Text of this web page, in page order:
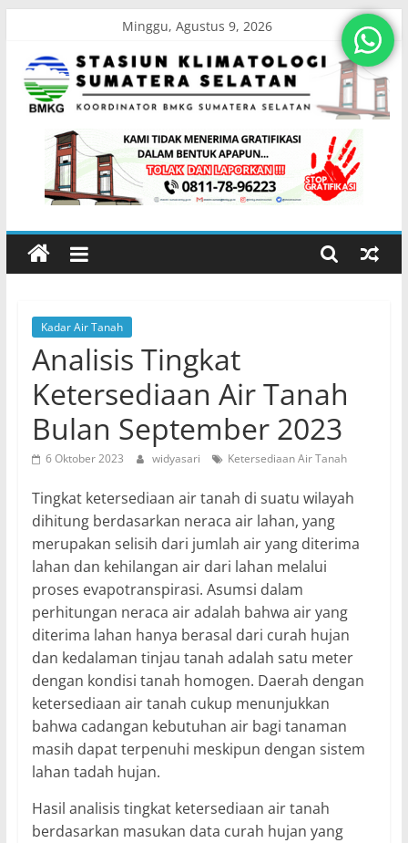
content
Minggu, Agustus 9, 2026
Stasiun
Klimatologi
Sumatera
Koordinator
BMKG
Sumatera
Selatan
Kadar Air Tanah
Analisis Tingkat
Ketersediaan Air Tanah
Bulan September 2023
6 Oktober 2023 widyasari Ketersediaan Air Tanah
Tingkat ketersediaan air tanah di suatu wilayah
dihitung berdasarkan neraca air lahan, yang
merupakan selisih dari jumlah air yang diterima
lahan dan kehilangan air dari lahan melalui
proses evapotranspirasi. Asumsi dalam
perhitungan neraca air adalah bahwa air yang
diterima lahan hanya berasal dari curah hujan
dan kedalaman tinjau tanah adalah satu meter
dengan kondisi tanah homogen. Daerah dengan
ketersediaan air tanah cukup menunjukkan
bahwa cadangan kebutuhan air bagi tanaman
masih dapat terpenuhi meskipun dengan sistem
lahan tadah hujan.
Hasil analisis tingkat ketersediaan air tanah
berdasarkan masukan data curah hujan yang